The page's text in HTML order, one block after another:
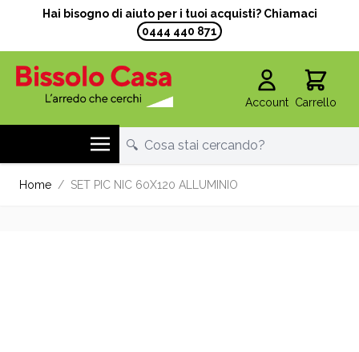
Hai bisogno di aiuto per i tuoi acquisti? Chiamaci
0444 440 871
Account Carrello
Home / SET PIC NIC 60X120 ALLUMINIO